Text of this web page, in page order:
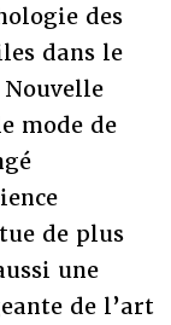
des
dans le
mode de
de plus
une
de l’art